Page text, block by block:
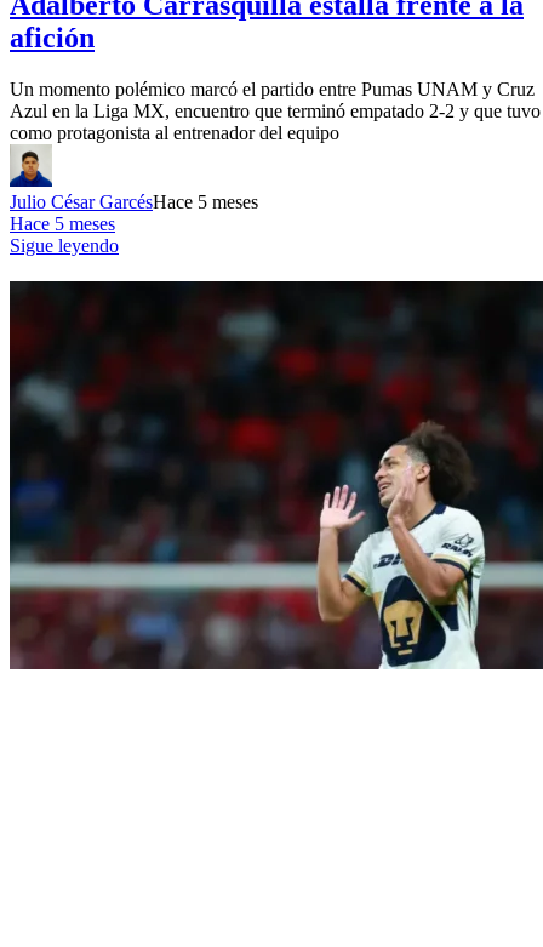
afición
Un momento polémico marcó el partido entre Pumas UNAM y Cruz
Azul en la Liga MX, encuentro que terminó empatado 2-2 y que tuvo
como protagonista al entrenador del equipo
Julio César GarcésHace 5 meses
Hace 5 meses
Sigue leyendo